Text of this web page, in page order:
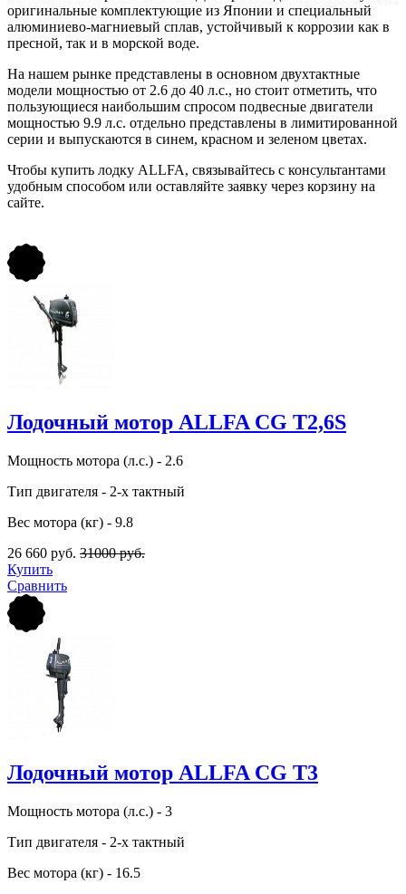
Лодочный мотор ALLFA CG T2,6S
Мощность мотора (л.с.) - 2.6
Тип двигателя - 2-х тактный
Вес мотора (кг) - 9.8
26 660 руб. 31000 руб.
Купить
Сравнить
Лодочный мотор ALLFA CG T3
Мощность мотора (л.с.) - 3
Тип двигателя - 2-х тактный
Вес мотора (кг) - 16.5
оригинальные комплектующие из Японии и специальный
алюминиево-магниевый сплав, устойчивый к коррозии как в
пресной, так и в морской воде.
На нашем рынке представлены в основном двухтактные
модели мощностью от 2.6 до 40 л.с., но стоит отметить, что
пользующиеся наибольшим спросом подвесные двигатели
мощностью 9.9 л.с. отдельно представлены в лимитированной
серии и выпускаются в синем, красном и зеленом цветах.
Чтобы купить лодку ALLFA, связывайтесь с консультантами
удобным способом или оставляйте заявку через корзину на
сайте.